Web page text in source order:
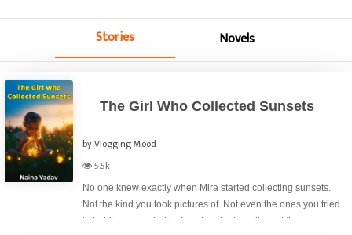
Stories Novels
The Girl Who Collected Sunsets
by Vlogging Mood
5.5k
No one knew exactly when Mira started collecting sunsets.
Not the kind you took pictures of. Not even the ones you tried
to hold in your mind before the night swallowed them